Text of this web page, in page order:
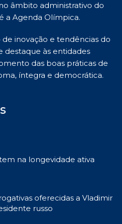
âmbito administrativo do
a Agenda Olímpica.
inovação e tendências do
destaque às entidades
das boas práticas de
íntegra e democrática.
na longevidade ativa
oferecidas a Vladimir
russo